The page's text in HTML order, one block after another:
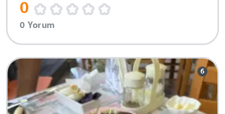
0
0 Yorum
6